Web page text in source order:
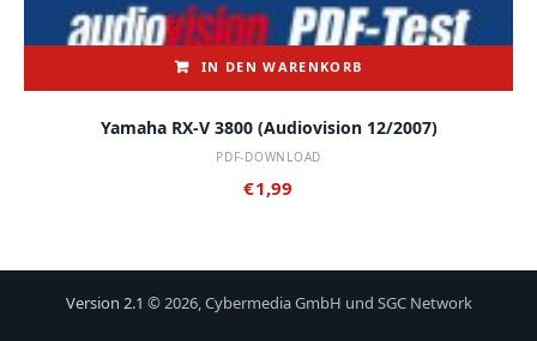
IN DEN WARENKORB
Yamaha RX-V 3800 (audiovision 12/2007)
PDF-DOWNLOAD
€1,99
Version 2.1 © 2026, Cybermedia GmbH und SGC Network